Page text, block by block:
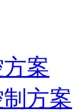
案
方案